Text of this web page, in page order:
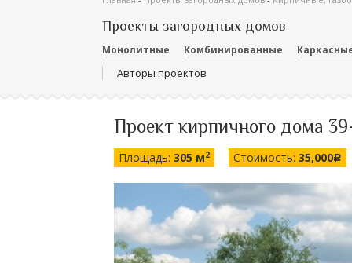
Проекты загородных домов
Монолитные Комбинированные
Авторы проектов
Проект кирпичного дома
Площадь: 305 м2 Стоимость: 35,000c